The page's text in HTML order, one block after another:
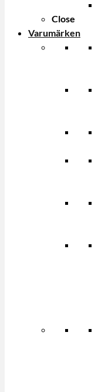
Close
Varumärken